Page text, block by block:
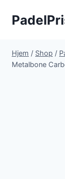
Hjem / Shop /
Metalbone